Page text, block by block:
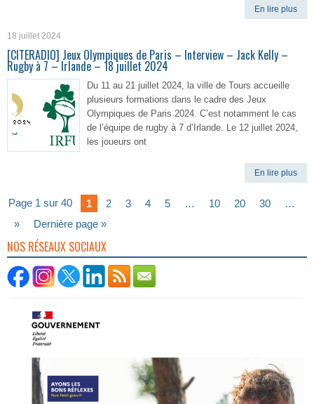
En lire plus
18 juillet 2024
[CITERADIO] Jeux Olympiques de Paris – Interview – Jack Kelly –
Rugby à 7 – Irlande – 18 juillet 2024
Du 11 au 21 juillet 2024, la ville de Tours accueille
plusieurs formations dans le cadre des Jeux
Olympiques de Paris 2024. C’est notamment le cas
de l’équipe de rugby à 7 d’Irlande. Le 12 juillet 2024,
les joueurs ont
En lire plus
Page 1 sur 40 1 2 3 4 5 … 10 20 30
…
»
Dernière page »
NOS RÉSEAUX SOCIAUX